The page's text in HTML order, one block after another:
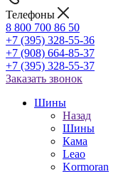
Телефоны
8 800 700 86 50
+7 (395) 328-55-36
+7 (908) 664-85-37
+7 (395) 328-55-37
Заказать звонок
Шины
Назад
Шины
Кама
Leao
Kormoran